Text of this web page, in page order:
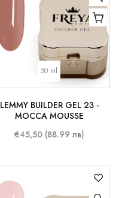
50 ml
LEMMY BUILDER GEL 23 -
MOCCA MOUSSE
€45,50 (88.99 лв)